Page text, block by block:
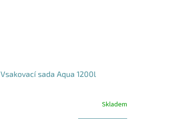
Vsakovací sada Aqua 1200l
Skladem